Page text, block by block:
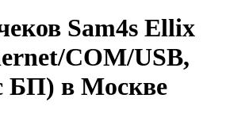
Sam4s Ellix
COM/USB,
БП) в Москве